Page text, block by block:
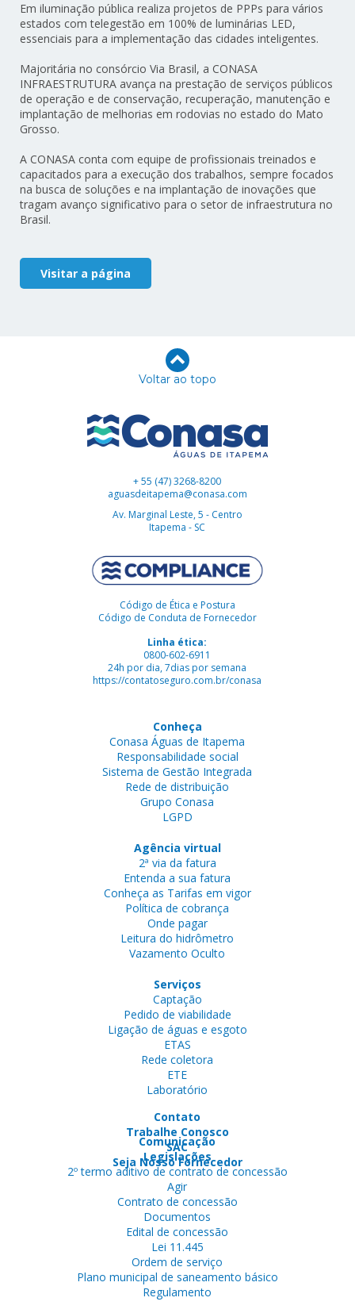
Em iluminação pública realiza projetos de PPPs para vários
estados com telegestão em 100% de luminárias LED,
essenciais para a implementação das cidades inteligentes.
Majoritária no consórcio Via Brasil, a CONASA
INFRAESTRUTURA avança na prestação de serviços públicos
de operação e de conservação, recuperação, manutenção e
implantação de melhorias em rodovias no estado do Mato
Grosso.
A CONASA conta com equipe de profissionais treinados e
capacitados para a execução dos trabalhos, sempre focados
na busca de soluções e na implantação de inovações que
tragam avanço significativo para o setor de infraestrutura no
Brasil.
Visitar a página
Voltar ao topo
+ 55 (47) 3268-8200
aguasdeitapema@conasa.com
Av. Marginal Leste, 5 - Centro
Itapema - SC
Código de Ética e Postura
Código de Conduta de Fornecedor
Linha ética:
0800-602-6911
24h por dia, 7dias por semana
https://contatoseguro.com.br/conasa
Conheça
Conasa Águas de Itapema
Responsabilidade social
Sistema de Gestão Integrada
Rede de distribuição
Grupo Conasa
LGPD
Agência virtual
2ª via da fatura
Entenda a sua fatura
Conheça as Tarifas em vigor
Política de cobrança
Onde pagar
Leitura do hidrômetro
Vazamento Oculto
Serviços
Captação
Pedido de viabilidade
Ligação de águas e esgoto
ETAS
Rede coletora
ETE
Laboratório
Contato
Trabalhe Conosco
SAC
Seja Nosso Fornecedor
Comunicação
Legislações
2º termo aditivo de contrato de concessão
Agir
Contrato de concessão
Documentos
Edital de concessão
Lei 11.445
Ordem de serviço
Plano municipal de saneamento básico
Regulamento